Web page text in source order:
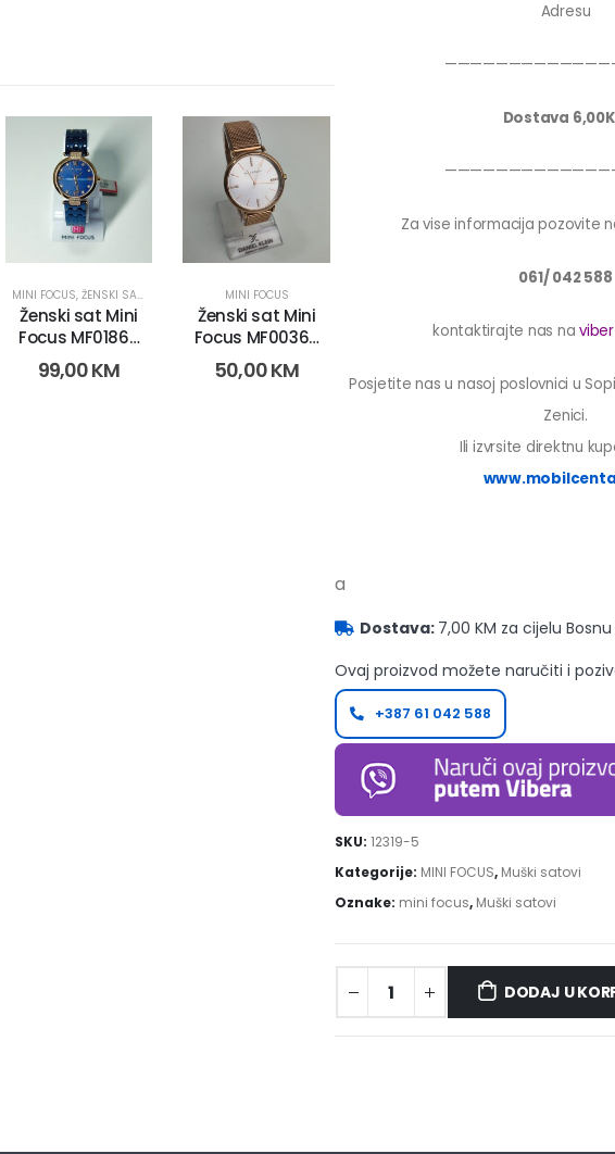
MINI FOCUS, ŽENSKI SATOVI
Ženski sat Mini
Focus MF0186L.
(1618-2)
99,00KM
MINI FOCUS
Ženski sat Mini
Focus MF0036L.
(9202)
50,00KM
Adresu
Dostava
Za vise informacija pozovite
061/ 042 588
kontaktirajte nas naviber
Posjetite nas u nasoj poslovnici u
Zenici.
Ili izvrsite direktnu
a
Dostava: 7,00 KM za cijelu
Ovaj proizvod možete naručiti i
+387 61 042 588
SKU: 12319-5
Kategorije: MINI FOCUS, Muški satovi
Oznake: mini focus, Muški satovi
DODAJ U